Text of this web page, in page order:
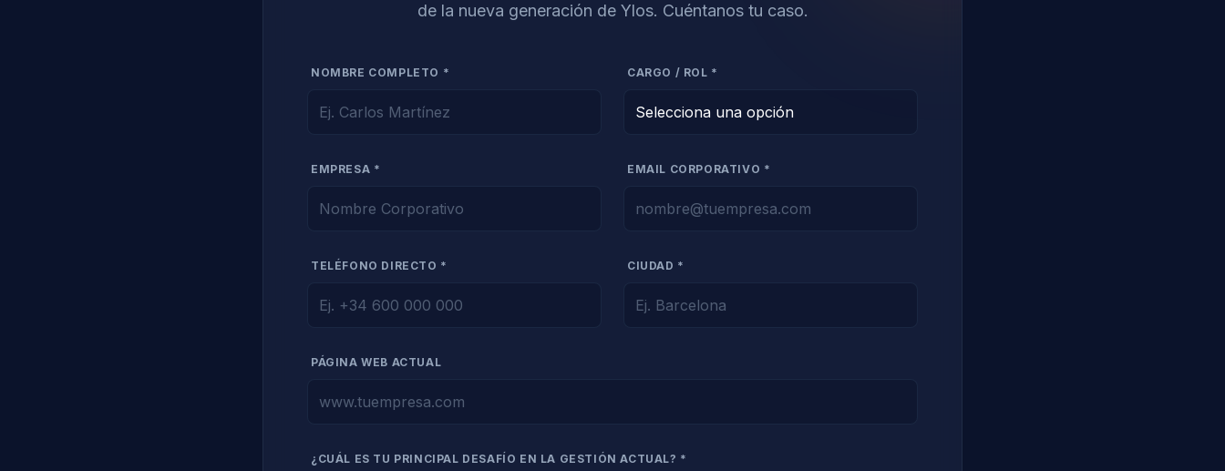
de la nueva generación de Ylos. Cuéntanos tu caso.
NOMBRE COMPLETO * CARGO / ROL *
EMPRESA * EMAIL CORPORATIVO *
TELÉFONO DIRECTO * CIUDAD *
PÁGINA WEB ACTUAL
¿CUÁL ES TU PRINCIPAL DESAFÍO EN LA GESTIÓN ACTUAL? *